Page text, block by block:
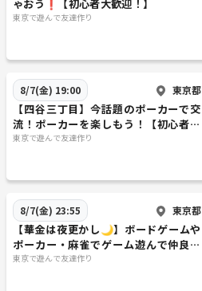
ゃおう❗️【初心者大歓迎！】
東京で遊んで友達作り
8/7(金) 19:00 東京都
【四谷三丁目】今話題のポーカーで交
流！ポーカーを楽しもう！【初心者大
歓迎】
東京で遊んで友達作り
8/7(金) 23:55 東京都
【華金は夜更かし🌙】ボードゲームや
ポーカー・麻雀でゲーム遊んで仲良く
なろう【男女共催】
東京で遊んで友達作り